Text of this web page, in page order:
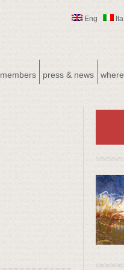
Eng Ita
members press & news